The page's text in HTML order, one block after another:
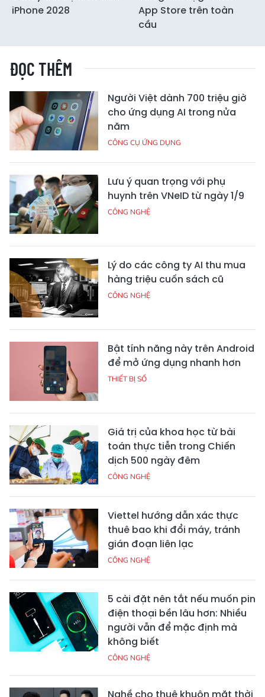
iPhone 2028
App Store trên toàn
cầu
ĐỌC THÊM
Người Việt dành 700 triệu giờ
cho ứng dụng AI trong nửa
năm
CÔNG CỤ ỨNG DỤNG
Lưu ý quan trọng với phụ
huynh trên VNeID từ ngày 1/9
CÔNG NGHỆ
Lý do các công ty AI thu mua
hàng triệu cuốn sách cũ
CÔNG NGHỆ
Bật tính năng này trên Android
để mở ứng dụng nhanh hơn
THIẾT BỊ SỐ
Giá trị của khoa học từ bài
toán thực tiễn trong Chiến
dịch 500 ngày đêm
CÔNG NGHỆ
Viettel hướng dẫn xác thực
thuê bao khi đổi máy, tránh
gián đoạn liên lạc
CÔNG NGHỆ
5 cài đặt nên tắt nếu muốn pin
điện thoại bền lâu hơn: Nhiều
người vẫn để mặc định mà
không biết
CÔNG NGHỆ